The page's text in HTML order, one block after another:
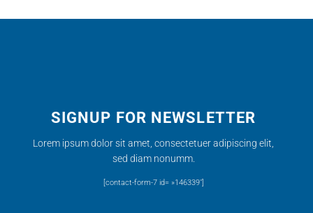
SIGNUP FOR NEWSLETTER
Lorem ipsum dolor sit amet, consectetuer adipiscing elit,
sed diam nonumm.
[contact-form-7 id= »146339″]